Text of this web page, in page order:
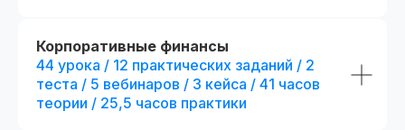
Корпоративные финансы
44 урока / 12 практических заданий / 2
теста / 5 вебинаров / 3 кейса / 41 часов
теории / 25,5 часов практики